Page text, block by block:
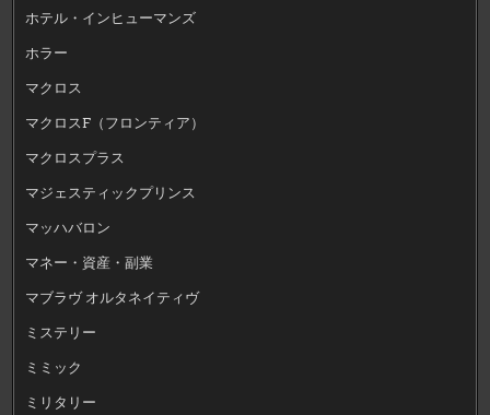
ホテル・インヒューマンズ
ホラー
マクロス
マクロスF（フロンティア）
マクロスプラス
マジェスティックプリンス
マッハバロン
マネー・資産・副業
マブラヴ オルタネイティヴ
ミステリー
ミミック
ミリタリー